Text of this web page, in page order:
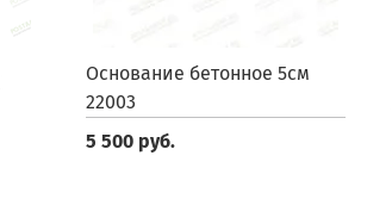
Основание бетонное 5см
22003
5 500 руб.